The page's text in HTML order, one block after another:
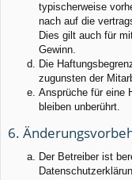
typischerweise
nach auf die
Dies gilt auch für
Gewinn.
Die
zugunsten der
Ansprüche für eine
bleiben unberührt.
6.
Der Betreiber ist